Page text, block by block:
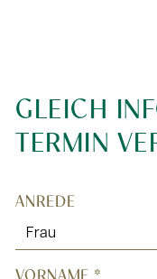
GLEICH
TERMIN
"* " indicates required fields
ANREDE